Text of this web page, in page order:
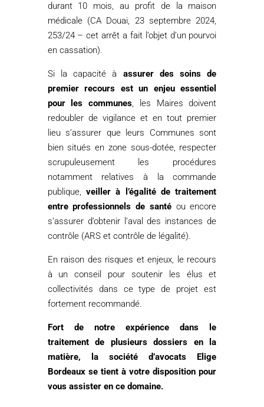
durant 10 mois, au profit de la maison
médicale (CA Douai, 23 septembre 2024,
253/24 – cet arrêt a fait l’objet d’un pourvoi
en cassation).
Si la capacité à assurer des soins de
premier recours est un enjeu essentiel
pour les communes, les Maires doivent
redoubler de vigilance et en tout premier
lieu s’assurer que leurs Communes sont
bien situés en zone sous-dotée, respecter
scrupuleusement les procédures
notamment relatives à la commande
publique, veiller à l’égalité de traitement
entre professionnels de santéou encore
s’assurer d’obtenir l’aval des instances de
contrôle (ARS et contrôle de légalité).
En raison des risques et enjeux, le recours
à un conseil pour soutenir les élus et
collectivités dans ce type de projet est
fortement recommandé.
Fort de notre expérience dans le
traitement de plusieurs dossiers en la
matière, la société d’avocats Elige
Bordeaux se tient à votre disposition pour
vous assister en ce domaine.